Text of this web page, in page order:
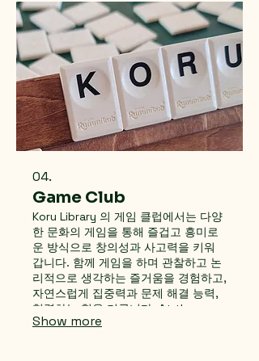
키워 보아요. Our Summer & Winter
Programs offer themed projects
and multicultural learning
experiences for children and
teens. Through engaging
activities, we foster creativity and
a sense of community, inviting
participants to explore diverse
cultures through history and art.
04.
Game Club
Koru Library 의 게임 클럽에서는 다양
한 문화의 게임을 통해 즐겁고 흥미로
운 방식으로 창의성과 사고력을 키워
갑니다. 함께 게임을 하며 관찰하고 논
리적으로 생각하는 즐거움을 경험하고,
자연스럽게 집중력과 문제 해결 능력,
협력하는 힘을 기릅니다. At the
Game Club at Koru Library, we
Show more